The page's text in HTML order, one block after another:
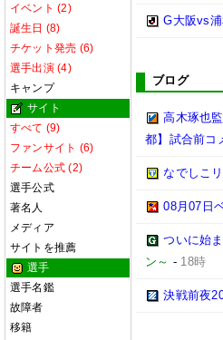
イベント (2)
誕生日 (8)
チケット発売 (6)
選手出演 (4)
キャンプ
サイト
すべて (9)
ファンサイト (6)
チーム公式 (2)
選手公式
著名人
メディア
サイトを推薦
選手
選手名鑑
故障者
移籍
G大阪vs
ブログ
高木琢也
都】試合前コ
なでしこ
08月07日
ついに始
ン～ - 18時
決戦前夜